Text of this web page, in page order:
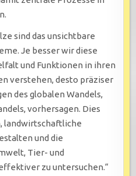
sind das unsichtbare
Je besser wir diese
und Funktionen in ihren
verstehen, desto präziser
des globalen Wandels,
vorhersagen. Dies
landwirtschaftliche
und die
Tier- und
zu untersuchen.“